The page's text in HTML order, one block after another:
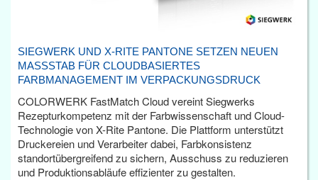
SIEGWERK UND X-RITE PANTONE SETZEN NEUEN
MASSSTAB FÜR CLOUDBASIERTES F
ARBMANAGEMENT IM VERPACKUNGSDRUCK
COLORWERK FastMatch Cloud vereint Siegwerks
Rezepturkompetenz mit der Farbwissenschaft und Cloud-
Technologie von X-Rite Pantone. Die Plattform unterstützt
Druckereien und Verarbeiter dabei, Farbkonsistenz
standortübergreifend zu sichern, Ausschuss zu reduzieren
und Produktionsabläufe effizienter zu gestalten.